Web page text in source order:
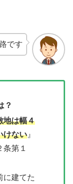
です
？
地は幅４
けない 』
第１
に建てた